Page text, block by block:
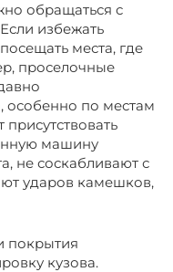
обращаться с
избежать
места, где
проселочные
по местам
машину
не соскабливают с
ударов камешков,
покрытия
кузова.